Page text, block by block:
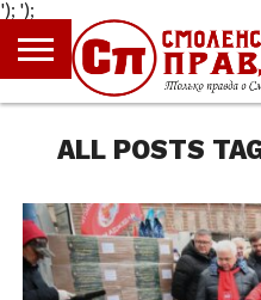
');
ГЛАВНАЯ
НОВОСТИ
ПРОИСШЕСТВИЯ
ПОЛИТИКА
КУЛЬТУРА
ЭКОНОМИКА
ОБЩЕСТВО
БЛОГИ
ALL POSTS
');